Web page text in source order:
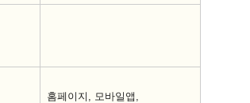
홈페이지 , 모바일앱 ,